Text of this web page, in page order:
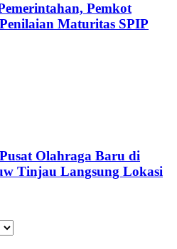
Pemkot
Maturitas SPIP
Olahraga Baru di
Tinjau Langsung Lokasi